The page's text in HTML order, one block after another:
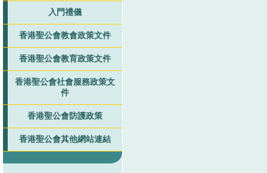
入門禮儀
香港聖公會教會政策文件
香港聖公會教育政策文件
香港聖公會社會服務政策文
件
香港聖公會防護政策
香港聖公會其他網站連結